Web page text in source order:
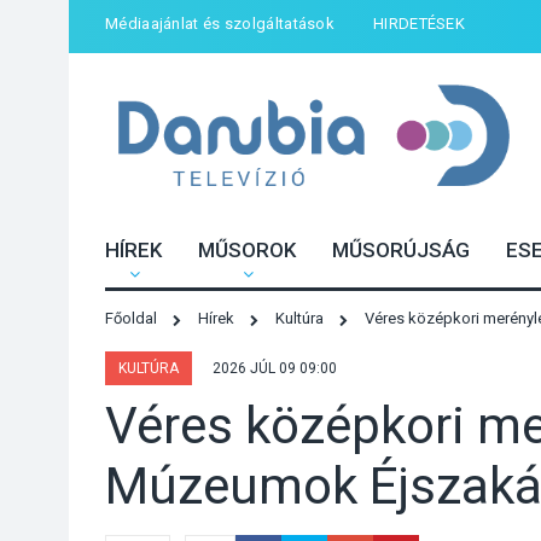
Médiaajánlat és szolgáltatások HIRDETÉSEK
HÍREK MŰSOROK MŰSORÚJSÁG
Főoldal Hírek Kultúra Véres középkori
KULTÚRA 2026 JÚL 09 09:00
Véres középkori
Múzeumok